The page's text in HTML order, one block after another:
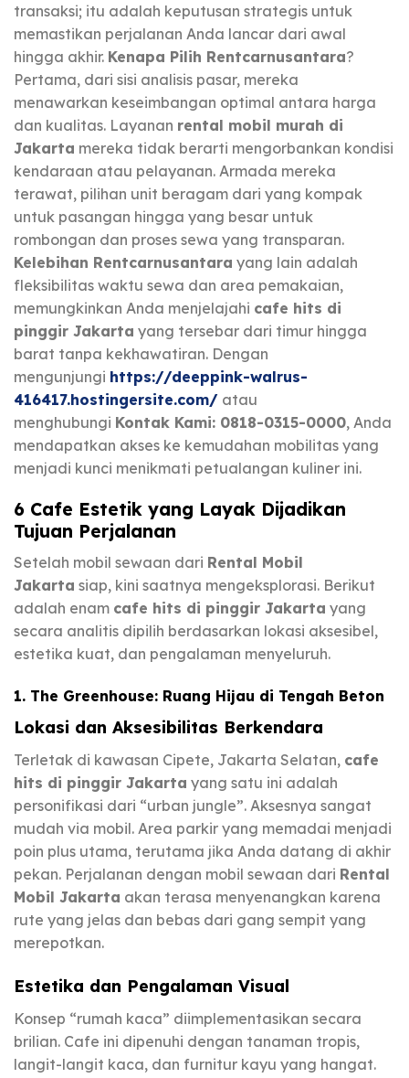
transaksi; itu adalah keputusan strategis untuk
memastikan perjalanan Anda lancar dari awal
hingga akhir. Kenapa Pilih Rentcarnusantara?
Pertama, dari sisi analisis pasar, mereka
menawarkan keseimbangan optimal antara harga
dan kualitas. Layanan rental mobil murah di
Jakarta mereka tidak berarti mengorbankan kondisi
kendaraan atau pelayanan. Armada mereka
terawat, pilihan unit beragam dari yang kompak
untuk pasangan hingga yang besar untuk
rombongan dan proses sewa yang transparan.
Kelebihan Rentcarnusantara yang lain adalah
fleksibilitas waktu sewa dan area pemakaian,
memungkinkan Anda menjelajahi cafe hits di
pinggir Jakarta yang tersebar dari timur hingga
barat tanpa kekhawatiran. Dengan
mengunjungi https://deeppink-walrus-
416417.hostingersite.com/ atau
menghubungi Kontak Kami: 0818-0315-0000, Anda
mendapatkan akses ke kemudahan mobilitas yang
menjadi kunci menikmati petualangan kuliner ini.
6 Cafe Estetik yang Layak Dijadikan
Tujuan Perjalanan
Setelah mobil sewaan dari Rental Mobil
Jakarta siap, kini saatnya mengeksplorasi. Berikut
adalah enam cafe hits di pinggir Jakarta yang
secara analitis dipilih berdasarkan lokasi aksesibel,
estetika kuat, dan pengalaman menyeluruh.
1. The Greenhouse: Ruang Hijau di Tengah Beton
Lokasi dan Aksesibilitas Berkendara
Terletak di kawasan Cipete, Jakarta Selatan, cafe
hits di pinggir Jakarta yang satu ini adalah
personifikasi dari “urban jungle”. Aksesnya sangat
mudah via mobil. Area parkir yang memadai menjadi
poin plus utama, terutama jika Anda datang di akhir
pekan. Perjalanan dengan mobil sewaan dari Rental
Mobil Jakarta akan terasa menyenangkan karena
rute yang jelas dan bebas dari gang sempit yang
merepotkan.
Estetika dan Pengalaman Visual
Konsep “rumah kaca” diimplementasikan secara
brilian. Cafe ini dipenuhi dengan tanaman tropis,
langit-langit kaca, dan furnitur kayu yang hangat.